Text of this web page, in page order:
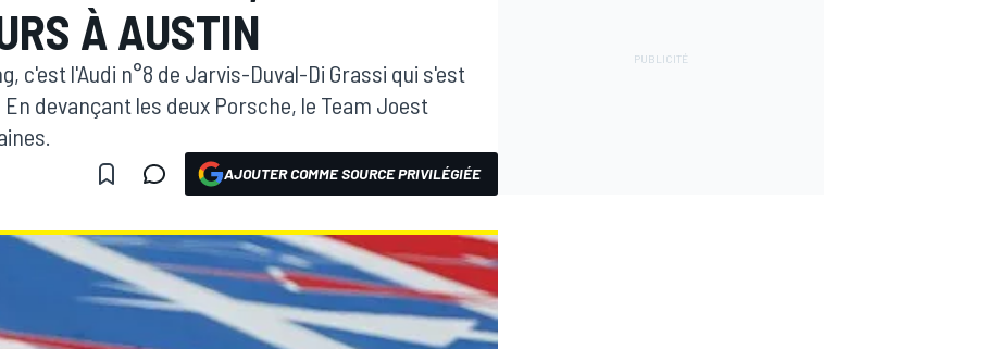
À AUSTIN
c'est l'Audi n°8 de Jarvis-Duval-Di Grassi qui s'est
devançant les deux Porsche, le Team Joest
AJOUTER COMME SOURCE PRIVILÉGIÉE